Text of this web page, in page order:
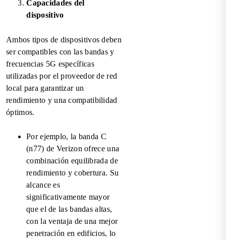
Capacidades del
dispositivo
Ambos tipos de dispositivos deben
ser compatibles con las bandas y
frecuencias 5G específicas
utilizadas por el proveedor de red
local para garantizar un
rendimiento y una compatibilidad
óptimos.
Por ejemplo, la banda C
(n77) de Verizon ofrece una
combinación equilibrada de
rendimiento y cobertura. Su
alcance es
significativamente mayor
que el de las bandas altas,
con la ventaja de una mejor
penetración en edificios, lo